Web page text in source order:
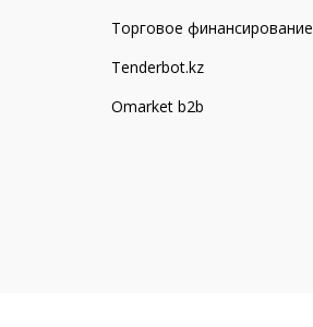
Торговое финансирование
Tenderbot.kz
Omarket b2b